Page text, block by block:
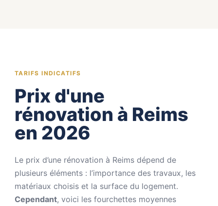
TARIFS INDICATIFS
Prix d'une
rénovation à Reims
en 2026
Le prix d’une rénovation à Reims dépend de
plusieurs éléments : l’importance des travaux, les
matériaux choisis et la surface du logement.
Cependant, voici les fourchettes moyennes